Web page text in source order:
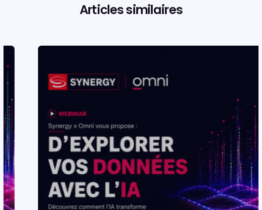
Articles similaires